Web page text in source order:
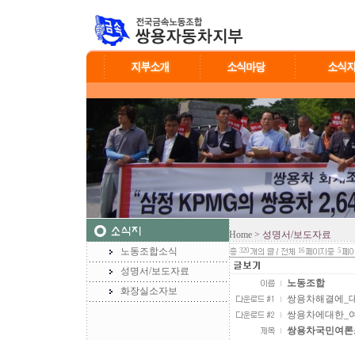
노동조합소식
성명서/보도자료
화장실소자보
Home > 성명서/보도자료
320 16 5
노동조합
쌍용차해결에_
쌍용차에대한_
쌍용차국민여